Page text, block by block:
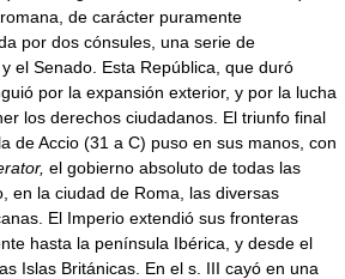
de carácter puramente
por dos cónsules, una serie de
el Senado. Esta República, que duró
por la expansión exterior, y por la lucha
los derechos ciudadanos. El triunfo final
de Accio (31 a C) puso en sus manos, con
el gobierno absoluto de todas las
en la ciudad de Roma, las diversas
El Imperio extendió sus fronteras
hasta la península Ibérica, y desde el
Islas Británicas. En el s. III cayó en una